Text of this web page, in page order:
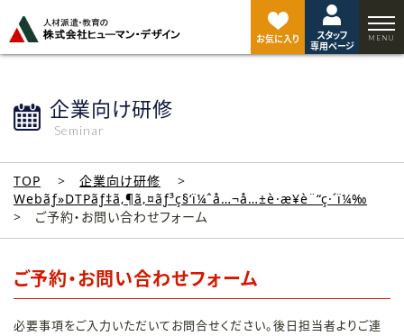
お気に入り
スタッフ
専用ページ
企業向け研修
Seminar
TOP
企業向け研修
Webãƒ»DTPãƒ‡ã‚¶ã‚¤ãƒ³ç§‘ï¼ˆå…¬å…±è·æ¥­è¨“ç·´ï¼‰
ご予約・お問い合わせフォーム
ご予約・お問い合わせフォーム
必要事項をご入力いただいてお問合せください。後日担当者よりご連
ジ
ト